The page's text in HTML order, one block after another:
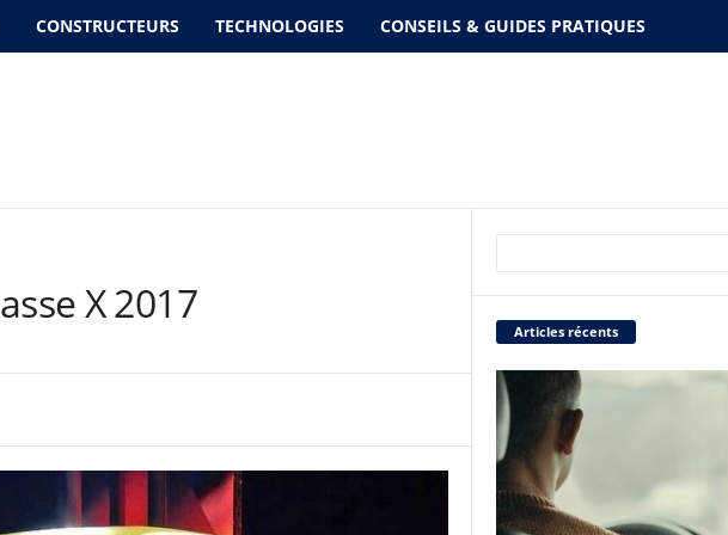
CONSTRUCTEURS TECHNOLOGIES CONSEILS & GUIDES PRATIQUES
X 2017
Articles récents